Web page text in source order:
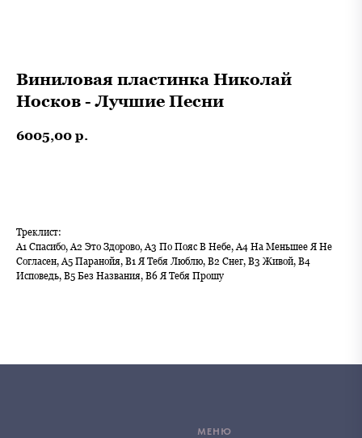
Виниловая пластинка Николай
Носков - Лучшие Песни
6005,00 р.
Треклист:
A1 Спасибо, A2 Это Здорово, A3 По Пояс В Небе, A4 На Меньшее Я Не
Согласен, A5 Паранойя, B1 Я Тебя Люблю, B2 Снег, B3 Живой, B4
Исповедь, B5 Без Названия, B6 Я Тебя Прошу
МЕНЮ